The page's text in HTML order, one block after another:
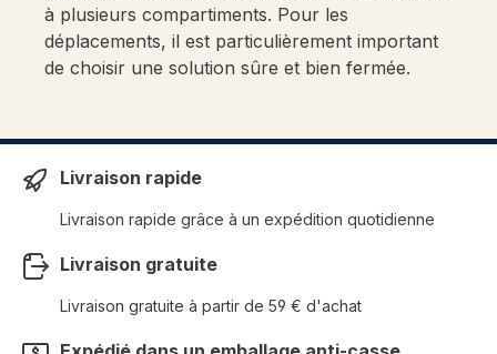
à plusieurs compartiments. Pour les
déplacements, il est particulièrement important
de choisir une solution sûre et bien fermée.
Livraison rapide
Livraison rapide grâce à un expédition quotidienne
Livraison gratuite
Livraison gratuite à partir de 59 € d'achat